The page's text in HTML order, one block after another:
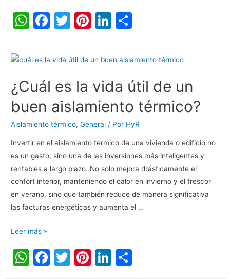
W
at
s
A
p
p
F
c
b
o
o
k
T
itt
er
Pi
er
st
Li
k
e
dI
n
m
ar
tir
¿Cuál es la vida útil de un
buen aislamiento térmico?
Aislamiento térmico,General / Por HyR
Invertir en el aislamiento térmico de una vivienda o edificio no
es un gasto, sino una de las inversiones más inteligentes y
rentables a largo plazo. No solo mejora drásticamente el
confort interior, manteniendo el calor en invierno y el frescor
en verano, sino que también reduce de manera significativa
las facturas energéticas y aumenta el …
Leer más »
W F
T
Pi Li